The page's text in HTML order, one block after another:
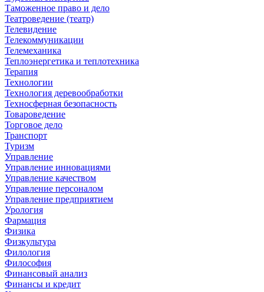
Таможенное право и дело
Театроведение (театр)
Телевидение
Телекоммуникации
Телемеханика
Теплоэнергетика и теплотехника
Терапия
Технологии
Технология деревообработки
Техносферная безопасность
Товароведение
Торговое дело
Транспорт
Туризм
Управление
Управление инновациями
Управление качеством
Управление персоналом
Управление предприятием
Урология
Фармация
Физика
Физкультура
Филология
Философия
Финансовый анализ
Финансы и кредит